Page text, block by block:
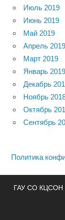
Июль 2019
Июнь 2019
Май 2019
Апрель 2019
Март 2019
Январь 2019
Декабрь
Ноябрь
Октябрь
Сентябрь
Политика
ГАУ СО КЦСОН